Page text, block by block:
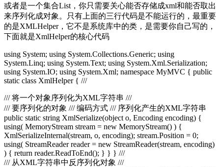
或者是一个集合List，你只需要关心能否存储成xml和能否取出
来序列化成对象。只有上面的三行代码是不能运行的，最重要
的是XMLHelper，它不是系统库中的类，是需要你自己写的，
下面就是XmlHelper的核心代码
using System; using System.Collections.Generic; using
System.Linq; using System.Text; using System.Xml.Serialization;
using System.IO; using System.Xml; namespace MyMVC { public
static class XmlHelper { ///
/// 将一个对象序列化为XML字符串 ///
///要序列化的对象 ///编码方式 /// 序列化产生的XML字符串
public static string XmlSerialize(object o, Encoding encoding) {
using( MemoryStream stream = new MemoryStream() ) {
XmlSerializeInternal(stream, o, encoding); stream.Position = 0;
using( StreamReader reader = new StreamReader(stream, encoding)
) { return reader.ReadToEnd(); } } } ///
/// 从XML字符串中反序列化对象 ///